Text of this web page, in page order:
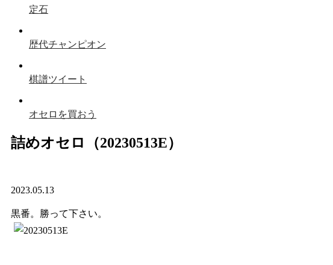
定石
歴代チャンピオン
棋譜ツイート
オセロを買おう
詰めオセロ（20230513E）
2023.05.13
黒番。勝って下さい。